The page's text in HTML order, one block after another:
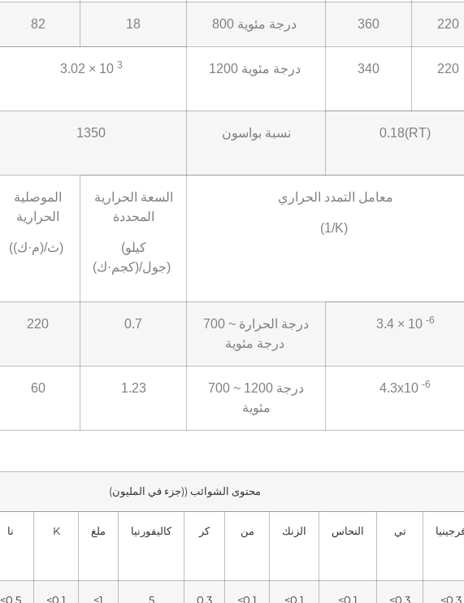
82 18 360 220
3.02 × 10 3 340 220
1350 نسبة بواسون 0.18(RT)
الموصلية
الحرارية
(ث/(م·ك))
السعة الحرارية
المحددة
(كيلو
جول/(كجم·ك))
معامل التمدد الحراري
(1/K)
220 0.7
درجة الحرارة ~ 700
3.4 × 10 -6
60 1.23
700 ~ 1200 درجة
مئوية
4.3x10 -6
محتوى الشوائب ((جزء في المليون)
نا K ملغ كاليفورنيا كر من الزنك النحاس تي
<0.5 <0.1 <1 5 0.3 <0.1 <0.1 <0.1 <0.3 <0.3